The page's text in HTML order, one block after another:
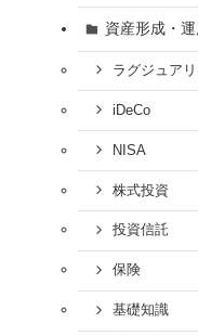
資産形成・運
ラグジュア
iDeCo
NISA
株式投資
投資信託
保険
基礎知識